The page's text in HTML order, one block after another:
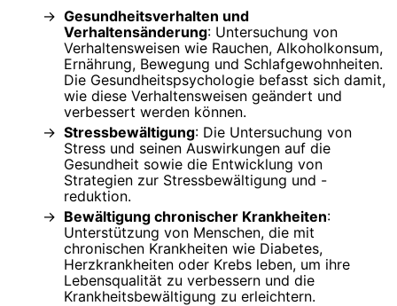
Gesundheitsverhalten und
Verhaltensänderung: Untersuchung von
Verhaltensweisen wie Rauchen, Alkoholkonsum,
Ernährung, Bewegung und Schlafgewohnheiten.
Die Gesundheitspsychologie befasst sich damit,
wie diese Verhaltensweisen geändert und
verbessert werden können.
Stressbewältigung: Die Untersuchung von
Stress und seinen Auswirkungen auf die
Gesundheit sowie die Entwicklung von
Strategien zur Stressbewältigung und -
reduktion.
Bewältigung chronischer Krankheiten:
Unterstützung von Menschen, die mit
chronischen Krankheiten wie Diabetes,
Herzkrankheiten oder Krebs leben, um ihre
Lebensqualität zu verbessern und die
Krankheitsbewältigung zu erleichtern.